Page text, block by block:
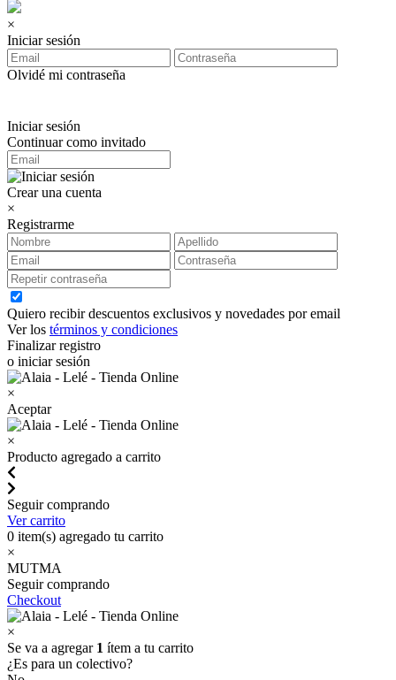
×
Iniciar sesión
Olvidé mi contraseña
Iniciar sesión
Continuar como invitado
Crear una cuenta
×
Registrarme
Quiero recibir descuentos exclusivos y novedades por email
Ver los términos y condiciones
Finalizar registro
o iniciar sesión
×
Aceptar
×
Producto agregado a carrito
Seguir comprando
Ver carrito
0 item(s) agregado tu carrito
×
MUTMA
Seguir comprando
Checkout
×
Se va a agregar 1 ítem a tu carrito
¿Es para un colectivo?